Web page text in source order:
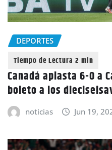
DEPORTES
Canadá aplasta 6-0 a
boleto a los
noticias Jun 19,